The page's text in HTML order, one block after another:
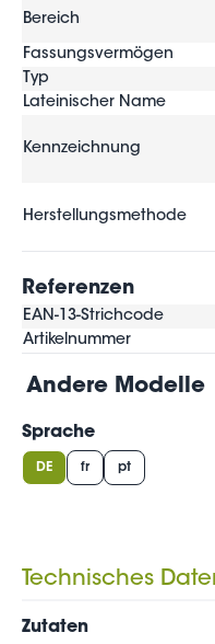
Bereich
Fassungsvermögen
Typ
Lateinischer Name
Kennzeichnung
Herstellungsmethode
Referenzen
EAN-13-Strichcode
Artikelnummer
Andere Modelle
Sprache
DE fr pt
Technisches
Zutaten